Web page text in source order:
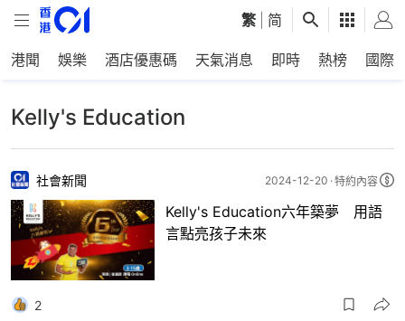
繁 简
港聞 娛樂 酒店優惠碼 天氣消息 即時 熱榜 國際
Kelly's Education
社會新聞 2024-12-20 特約內容
Kelly's Education六年築夢 用語
言點亮孩子未來
2